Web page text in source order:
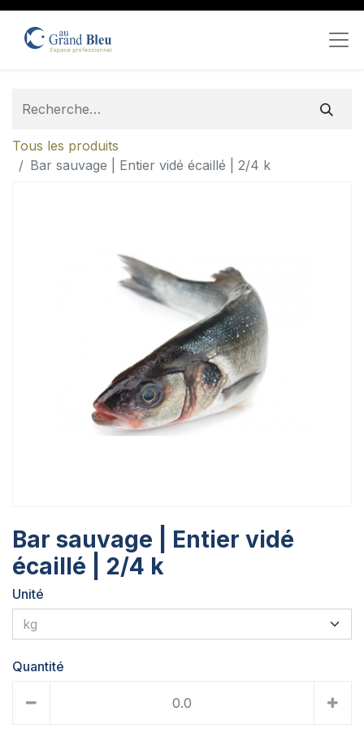
Tous les produits
Bar sauvage | Entier vidé écaillé | 2/4 k
Bar sauvage | Entier vidé
écaillé | 2/4 k
Unité
Quantité